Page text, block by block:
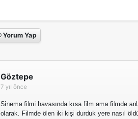
Yorum Yap
Göztepe
7 yıl önce
Sinema filmi havasında kısa film ama filmde
olarak. Filmde ölen iki kişi durduk yere nasıl